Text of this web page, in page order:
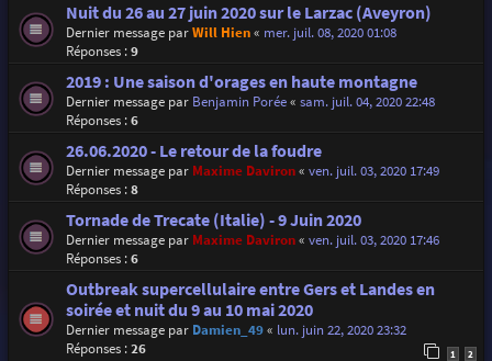
Nuit du 26 au 27 juin 2020 sur le Larzac (Aveyron)
Dernier message parWill Hien« mer. juil. 08, 2020 01:08
Réponses :9
2019 : Une saison d'orages en haute montagne
Dernier message par Benjamin Porée« sam. juil. 04, 2020 22:48
Réponses :6
26.06.2020 - Le retour de la foudre
Dernier message par Maxime Daviron« ven. juil. 03, 2020 17:49
Réponses :8
Tornade de Trecate (Italie) - 9 Juin 2020
Dernier message par Maxime Daviron« ven. juil. 03, 2020 17:46
Réponses :6
Outbreak supercellulaire entre Gers et Landes en
soirée et nuit du 9 au 10 mai 2020
Dernier message par Damien_49« lun. juin 22, 2020 23:32
Réponses :26 1 2